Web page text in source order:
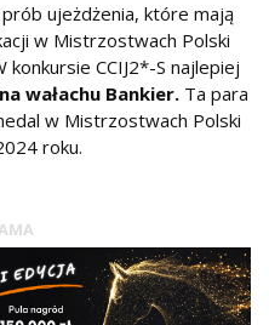
prób ujeżdżenia, które mają
w Mistrzostwach Polski
konkursie CCIJ2*-S najlepiej
wałachu Bankier. Ta para
w Mistrzostwach Polski
roku.